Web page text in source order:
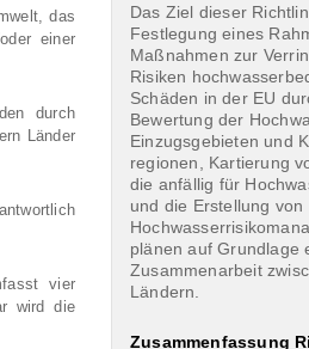
das
einer
durch
Länder
vier
wird die
Das Ziel dieser
Festlegung eines
Maßnahmen zur
Risiken
Schäden in der EU
Bewertung der
Einzugsgebieten und
regionen, Kartierung
die anfällig für
und die Erstellung von
plänen auf Grundlage
Zusammenarbeit
Ländern.
Zusammenfassung